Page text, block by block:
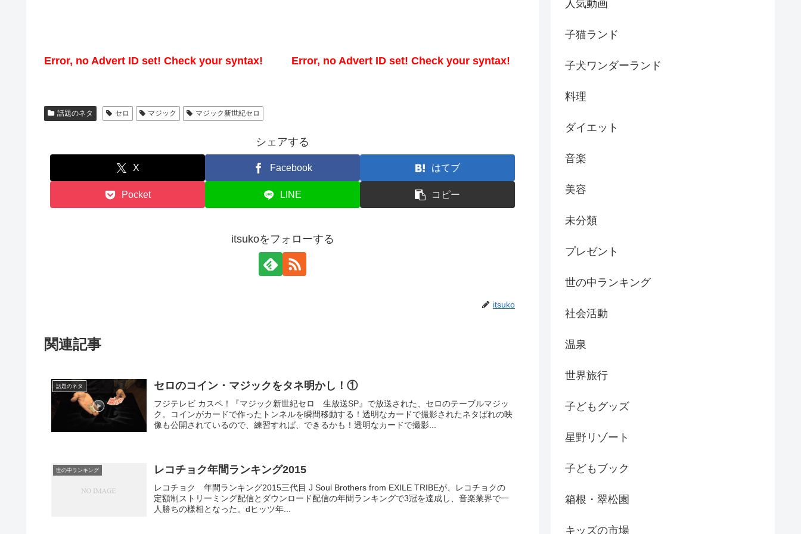
Error, no Advert ID set! Check your syntax! Error, no Advert ID set! Check your syntax!
話題のネタ セロ マジック マジック新世紀セロ
シェアする
X Facebook はてブ
Pocket LINE コピー
itsukoをフォローする
itsuko
関連記事
話題のネタ セロのコイン・マジックをタネ明かし！①
フジテレビ カスペ！『マジック新世紀セロ 生放送SP』で放送された、セロのテーブルマジッ
ク。コインがカードで作ったトンネルを瞬間移動する！透明なカードで撮影されたネタばれの映
像も公開されているので、練習すれば、できるかも！透明なカードで撮影...
世の中ランキング レコチョク年間ランキング2015
レコチョク 年間ランキング2015三代目 J Soul Brothers from EXILE TRIBEが、レコチョクの
定額制ストリーミング配信とダウンロード配信の年間ランキングで3冠を達成し、音楽業界で一
人勝ちの様相となった。dヒッツ年...
人気動画
子猫ランド
子犬ワンダーランド
料理
ダイエット
音楽
美容
未分類
プレゼント
世の中ランキング
社会活動
温泉
世界旅行
子どもグッズ
星野リゾート
子どもブック
箱根・翠松園
キッズの市場